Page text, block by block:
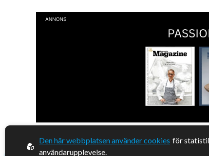
© 2026, Enterprise Magazine
Den här webbplatsen använder cookies för
användarupplevelse.